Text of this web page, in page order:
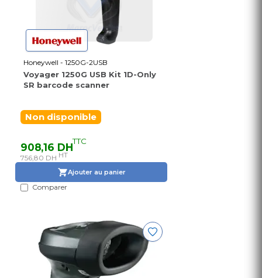
Honeywell - 1250G-2USB
Voyager 1250G USB Kit 1D-Only
SR barcode scanner
Non disponible
908,16 DHTTC
756,80 DH HT
Ajouter au panier
Comparer